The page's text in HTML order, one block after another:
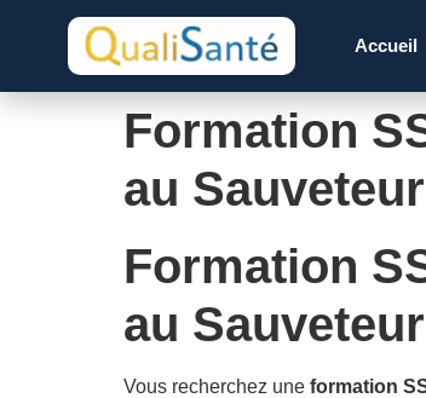
Accueil
Formation
au
Formation
au
Vous recherchez une formation